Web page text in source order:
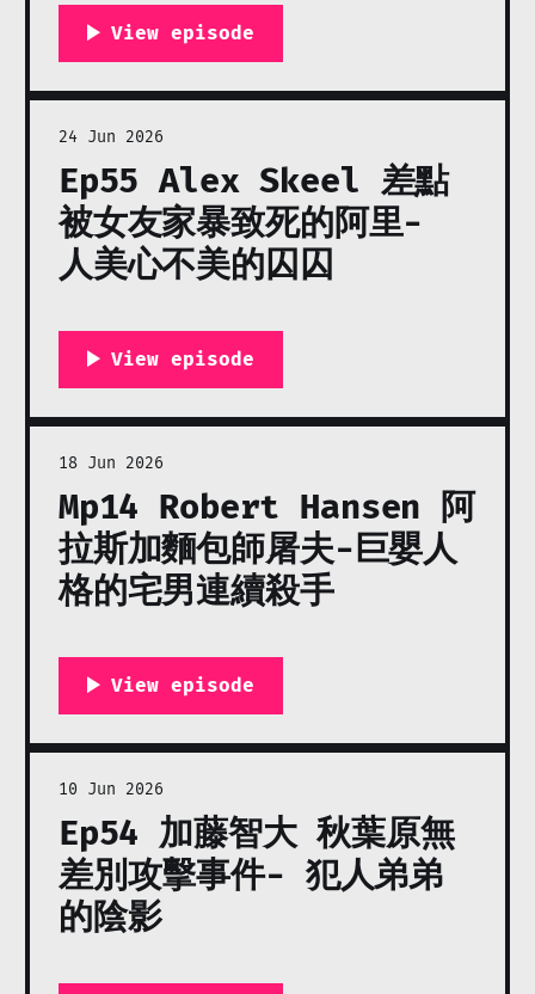
Ep55 Alex Skeel 差點
被女友家暴致死的阿里-
人美心不美的囚囚
24 Jun 2026
Mp14 Robert Hansen 阿
拉斯加麵包師屠夫-巨嬰人
格的宅男連續殺手
18 Jun 2026
Ep54 加藤智大 秋葉原無
差別攻擊事件- 犯人弟弟
的陰影
10 Jun 2026